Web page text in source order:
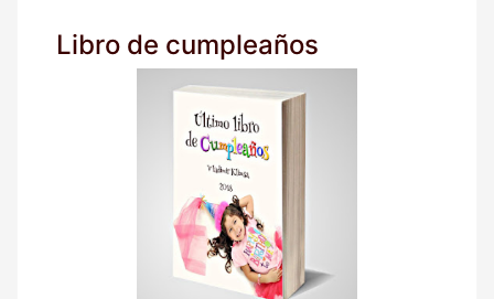
Libro de cumpleaños